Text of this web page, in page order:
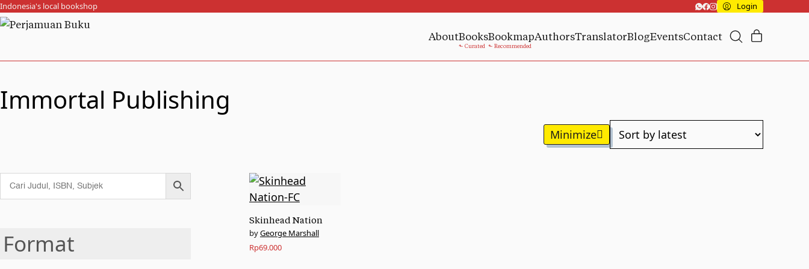
Indonesia's local bookshop Login
AboutBooksBookmapAuthorsTranslatorBlogEventsContact
Immortal Publishing
Skinhead Nation
George Marshall
Rp69.000
Format